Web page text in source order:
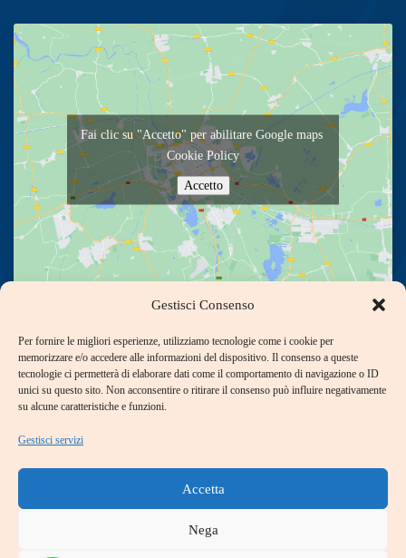
Gestisci Consenso
Per fornire le migliori esperienze, utilizziamo tecnologie come i cookie per
memorizzare e/o accedere alle informazioni del dispositivo. Il consenso a queste
tecnologie ci permetterà di elaborare dati come il comportamento di navigazione o ID
unici su questo sito. Non acconsentire o ritirare il consenso può influire negativamente
su alcune caratteristiche e funzioni.
Gestisci servizi
Accetta
Nega
Fai clic su "Accetto" per abilitare Google maps
Cookie Policy
Accetto
Contact Us
+39 06 397 215 85
+39 06 397 288 53
Via Aurelio Bacciarini, 19-21